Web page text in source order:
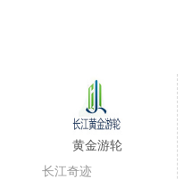
黄金游轮
长江奇迹